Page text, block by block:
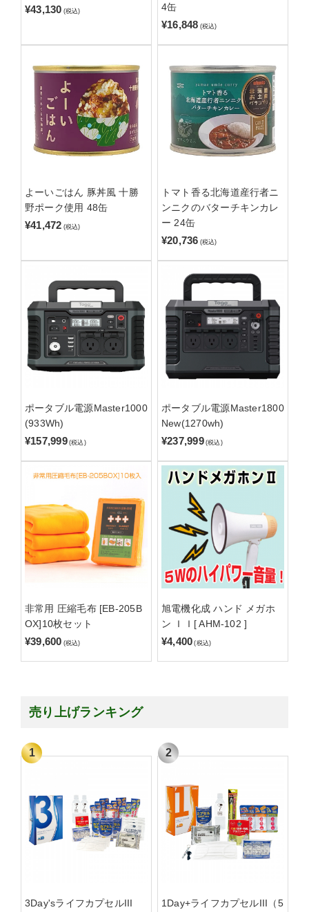
¥43,130 (税込) 4缶
¥16,848 (税込)
よーいごはん 豚丼風 十勝
野ポーク使用 48缶
¥41,472 (税込)
トマト香る北海道産行者ニ
ンニクのバターチキンカレ
ー 24缶
¥20,736 (税込)
ポータブル電源Master1000
(933Wh)
¥157,999 (税込)
ポータブル電源Master1800
New(1270wh)
¥237,999 (税込)
非常用 圧縮毛布 [EB-205B
OX]10枚セット
¥39,600 (税込)
旭電機化成 ハンド メガホ
ン ＩＩ[ AHM-102 ]
¥4,400 (税込)
売り上げランキング
3Day'sライフカプセルIII
1Day+ライフカプセルIII（5